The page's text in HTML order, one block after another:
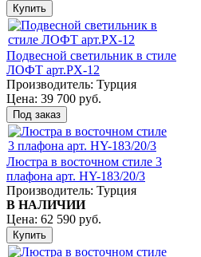
Подвесной светильник в стиле
ЛОФТ арт.PX-12
Производитель: Турция
Цена: 39 700 руб.
Люстра в восточном стиле 3
плафона арт. HY-183/20/3
Производитель: Турция
В НАЛИЧИИ
Цена: 62 590 руб.